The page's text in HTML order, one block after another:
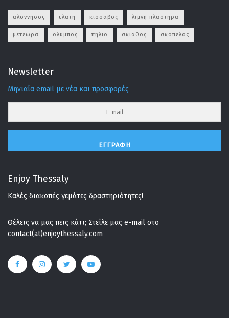
αλοννησος ελατη κισσαβος λιμνη πλαστηρα
μετεωρα ολυμπος πηλιο σκιαθος σκοπελος
Newsletter
Μηνιαία email με νέα και προσφορές
ΕΓΓΡΑΦΉ
Enjoy Thessaly
Καλές διακοπές γεμάτες δραστηριότητες!
Θέλεις να μας πεις κάτι; Στείλε μας e-mail στο
contact(at)enjoythessaly.com